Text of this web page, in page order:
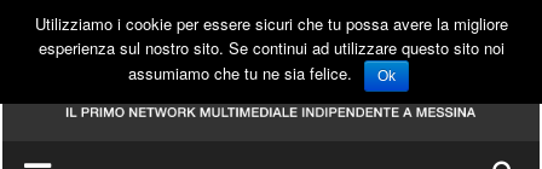
Utilizziamo i cookie per essere sicuri che tu possa avere la migliore
esperienza sul nostro sito. Se continui ad utilizzare questo sito noi
assumiamo che tu ne sia felice.
Ok